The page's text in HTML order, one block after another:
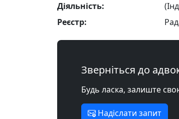
Діяльність:
Реєстр:
Зверніться до
Будь ласка, залиште
Надіслати запит